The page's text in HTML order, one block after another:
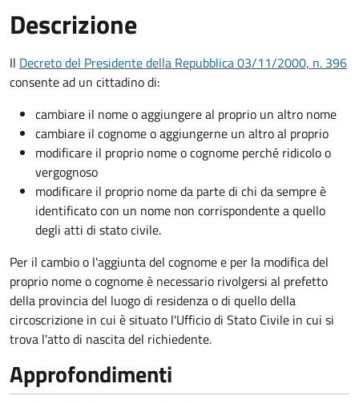
Descrizione
Il Decreto del Presidente della Repubblica 03/11/2000, n. 396
consente ad un cittadino di:
cambiare il nome o aggiungere al proprio un altro nome
cambiare il cognome o aggiungerne un altro al proprio
modificare il proprio nome o cognome perché ridicolo o
vergognoso
modificare il proprio nome da parte di chi da sempre è
identificato con un nome non corrispondente a quello
degli atti di stato civile.
Per il cambio o l'aggiunta del cognome e per la modifica del
proprio nome o cognome è necessario rivolgersi al prefetto
della provincia del luogo di residenza o di quello della
circoscrizione in cui è situato l'Ufficio di Stato Civile in cui si
trova l'atto di nascita del richiedente.
Approfondimenti